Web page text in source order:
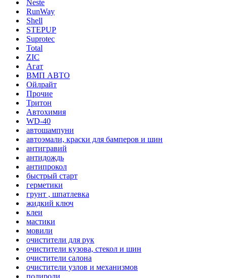
Neste
RunWay
Shell
STEPUP
Suprotec
Total
ZIC
Агат
ВМП АВТО
Ойлрайт
Прочие
Тритон
Автохимия
WD-40
автошампуни
автоэмали, краски для бамперов и шин
антигравий
антидождь
антипрокол
быстрый старт
герметики
грунт , шпатлевка
жидкий ключ
клеи
мастики
мовили
очистители для рук
очистители кузова, стекол и шин
очистители салона
очистители узлов и механизмов